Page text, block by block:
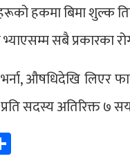
हकमा बिमा शुल्क
सबै प्रकारका
औषधिदेखि लिएर
सदस्य अतिरिक्त ७